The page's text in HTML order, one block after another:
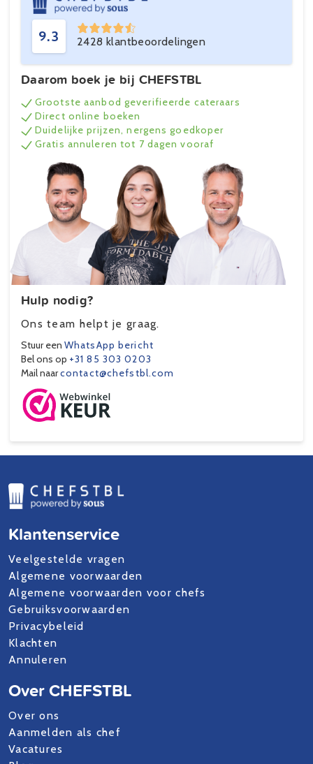
9.3 2428 klantbeoordelingen
Daarom boek je bij CHEFSTBL
Grootste aanbod geverifieerde cateraars
Direct online boeken
Duidelijke prijzen, nergens goedkoper
Gratis annuleren tot 7 dagen vooraf
Hulp nodig?
Ons team helpt je graag.
Stuur een WhatsApp bericht
Bel ons op +31 85 303 0203
Mail naarcontact@chefstbl.com
Klantenservice
Veelgestelde vragen
Algemene voorwaarden
Algemene voorwaarden voor chefs
Gebruiksvoorwaarden
Privacybeleid
Klachten
Annuleren
Over CHEFSTBL
Over ons
Aanmelden als chef
Vacatures